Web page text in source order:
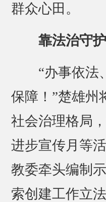
群众心田。
靠法治守
“办事依法、
保障！”楚雄州
社会治理格局
进步宣传月等
教委牵头编制
索创建工作立